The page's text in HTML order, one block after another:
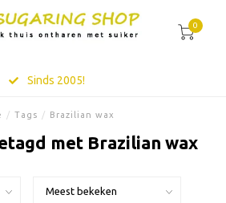
0
Sinds 2005!
/ Tags / Brazilian wax
met Brazilian wax